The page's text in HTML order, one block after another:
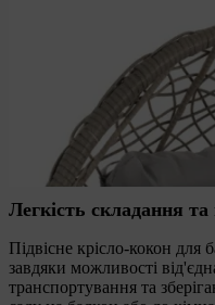
Легкість складання та
Підвісне крісло-кокон для
завдяки можливості
транспортування та